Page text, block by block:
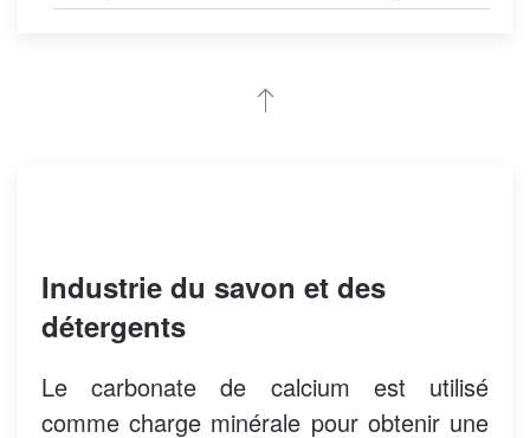
Industrie du savon et des
détergents
Le carbonate de calcium est utilisé
comme charge minérale pour obtenir une